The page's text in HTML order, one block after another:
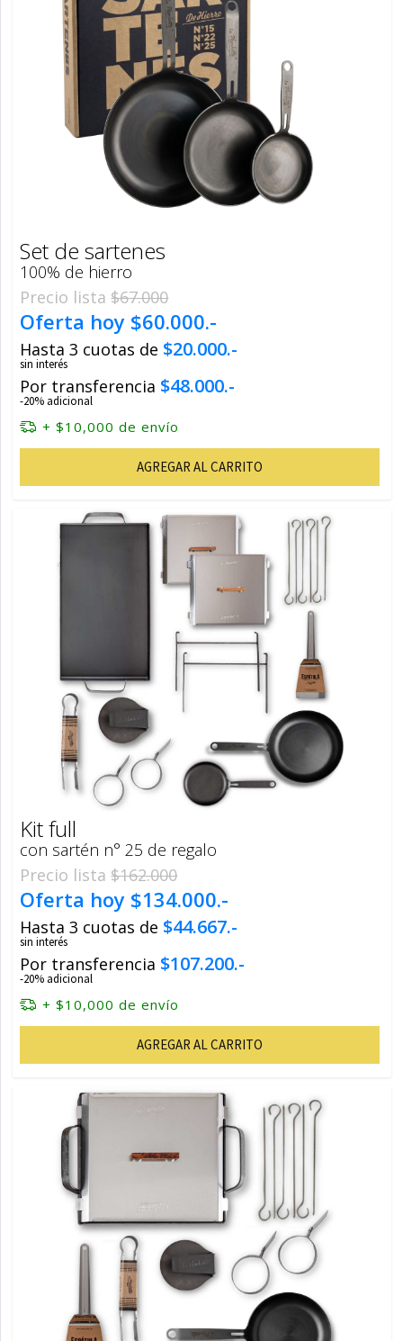
Set de sartenes
100% de hierro
Precio lista$67.000
Oferta hoy $60.000.-
Hasta 3 cuotas de $20.000.-
sin interés
Por transferencia $48.000.-
-20% adicional
+ $10,000 de envío
AGREGAR AL CARRITO
Kit full
con sartén n° 25 de regalo
Precio lista$162.000
Oferta hoy $134.000.-
Hasta 3 cuotas de $44.667.-
sin interés
Por transferencia $107.200.-
-20% adicional
+ $10,000 de envío
AGREGAR AL CARRITO